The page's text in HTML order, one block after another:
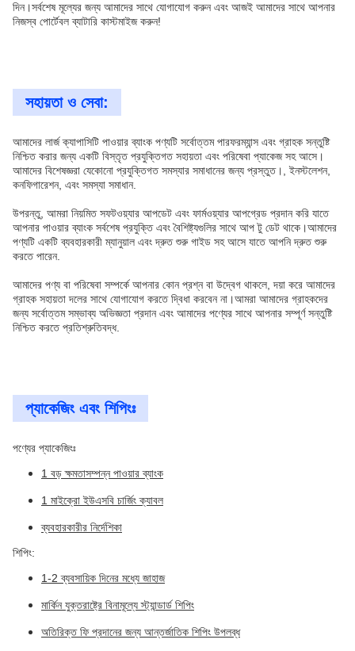
দিন।সর্বশেষ মূল্যের জন্য আমাদের সাথে যোগাযোগ করুন এবং আজই আমাদের সাথে আপনার
নিজস্ব পোর্টেবল ব্যাটারি কাস্টমাইজ করুন!
সহায়তা ও সেবা:
আমাদের লার্জ ক্যাপাসিটি পাওয়ার ব্যাংক পণ্যটি সর্বোত্তম পারফরম্যান্স এবং গ্রাহক সন্তুষ্টি
নিশ্চিত করার জন্য একটি বিস্তৃত প্রযুক্তিগত সহায়তা এবং পরিষেবা প্যাকেজ সহ আসে।
আমাদের বিশেষজ্ঞরা যেকোনো প্রযুক্তিগত সমস্যার সমাধানের জন্য প্রস্তুত।, ইনস্টলেশন,
কনফিগারেশন, এবং সমস্যা সমাধান.
উপরন্তু, আমরা নিয়মিত সফটওয়্যার আপডেট এবং ফার্মওয়্যার আপগ্রেড প্রদান করি যাতে
আপনার পাওয়ার ব্যাংক সর্বশেষ প্রযুক্তি এবং বৈশিষ্ট্যগুলির সাথে আপ টু ডেট থাকে।আমাদের
পণ্যটি একটি ব্যবহারকারী ম্যানুয়াল এবং দ্রুত শুরু গাইড সহ আসে যাতে আপনি দ্রুত শুরু
করতে পারেন.
আমাদের পণ্য বা পরিষেবা সম্পর্কে আপনার কোন প্রশ্ন বা উদ্বেগ থাকলে, দয়া করে আমাদের
গ্রাহক সহায়তা দলের সাথে যোগাযোগ করতে দ্বিধা করবেন না।আমরা আমাদের গ্রাহকদের
জন্য সর্বোত্তম সম্ভাব্য অভিজ্ঞতা প্রদান এবং আমাদের পণ্যের সাথে আপনার সম্পূর্ণ সন্তুষ্টি
নিশ্চিত করতে প্রতিশ্রুতিবদ্ধ.
প্যাকেজিং এবং শিপিংঃ
পণ্যের প্যাকেজিংঃ
1 বড় ক্ষমতাসম্পন্ন পাওয়ার ব্যাংক
1 মাইক্রো ইউএসবি চার্জিং ক্যাবল
ব্যবহারকারীর নির্দেশিকা
শিপিং:
1-2 ব্যবসায়িক দিনের মধ্যে জাহাজ
মার্কিন যুক্তরাষ্ট্রে বিনামূল্যে স্ট্যান্ডার্ড শিপিং
অতিরিক্ত ফি প্রদানের জন্য আন্তর্জাতিক শিপিং উপলব্ধ